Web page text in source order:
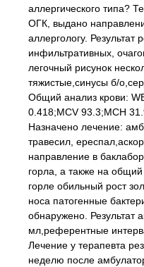
аллергического типа?
ОГК, выдано
аллергологу. Результат
инфильтративных,
легочный рисунок
тяжистые,синусы б/
Общий анализ крови:
0.418;MCV 93.3;MCH
Назначено лечение:
травесил,
направление в
горла, а также на общий
горле обильный рост
носа патогенные
обнаружено. Результат
мл,референтные
Лечение у терапевта
неделю после